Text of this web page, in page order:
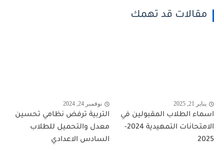
مقالات قد تهمك
يناير 21, 2025
اسماء الطلاب المقبولين في
الامتحانات التمهيدية 2024-
2025
نوفمبر 24, 2024
التربية ترفض نظامي تحسين
معدل والتحميل للطلاب
السادس الاعدادي